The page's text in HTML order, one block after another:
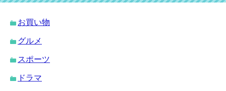
お買い物
グルメ
スポーツ
ドラマ